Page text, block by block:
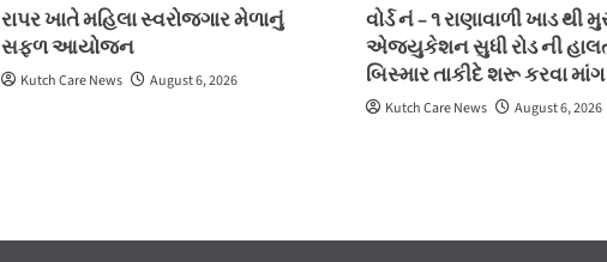
રાપર ખાતે મહિલા સ્વરોજગાર મેળાનું
સફળ આયોજન
Kutch Care News August 6, 2026
વોર્ડ નં – ૧ રાણાવાળી ખાડ થી
એજ્યુકેશન સુધી રોડ ની
બિસ્માર તાકીદે શરૂ કરવા માંગ
Kutch Care News August 6, 2026